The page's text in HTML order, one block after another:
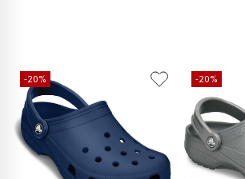
-20% -20%